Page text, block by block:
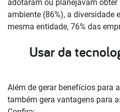
adotaram ou planejavam obter
ambiente (86%), a diversidade
mesma entidade, 76% das
Usar da
Além de gerar benefícios para
também gera vantagens para